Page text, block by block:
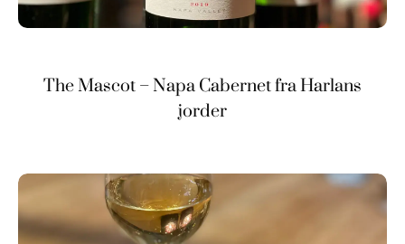
The Mascot – Napa Cabernet fra Harlans
jorder